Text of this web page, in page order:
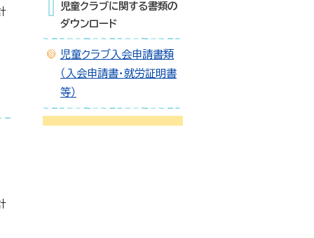
児童クラブに関する書類の
ダウンロード
児童クラブ入会申請書類
（入会申請書・就労証明書
等）